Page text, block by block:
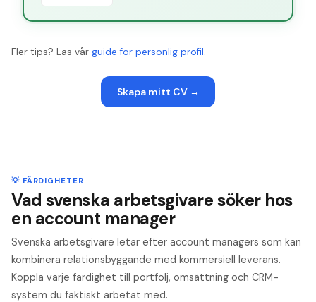
Fler tips? Läs vår guide för personlig profil.
Skapa mitt CV →
💡 FÄRDIGHETER
Vad svenska arbetsgivare söker hos
en account manager
Svenska arbetsgivare letar efter account managers som kan
kombinera relationsbyggande med kommersiell leverans.
Koppla varje färdighet till portfölj, omsättning och CRM-
system du faktiskt arbetat med.